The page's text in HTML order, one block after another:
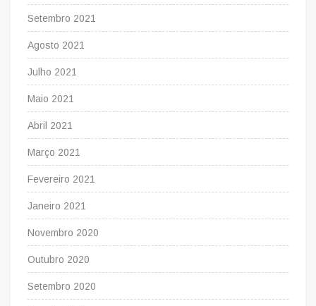
Setembro 2021
Agosto 2021
Julho 2021
Maio 2021
Abril 2021
Março 2021
Fevereiro 2021
Janeiro 2021
Novembro 2020
Outubro 2020
Setembro 2020